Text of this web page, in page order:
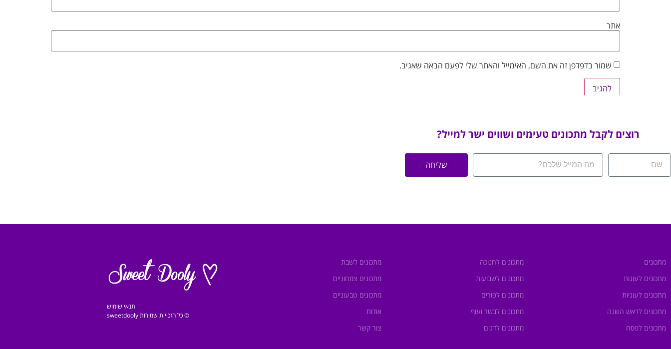
אתר
שמור בדפדפן זה את השם, האימייל והאתר שלי לפעם הבאה שאגיב.
רוצים לקבל מתכונים טעימים ושווים ישר למייל?
שליחה
מתכונים
מתכונים לעוגות
מתכונים לעוגיות
מתכונים לראש השנה
מתכונים לפסח
מתכונים לחנוכה
מתכונים לשבועות
מתכונים לפורים
מתכונים לבשר ועוף
מתכונים לדגים
מתכונים לשבת
מתכונים צמחוניים
מתכונים טבעוניים
אודות
צור קשר
תנאי שימוש
© כל הזכויות שמורות sweetdooly